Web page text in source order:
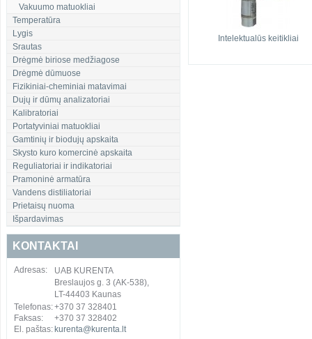
Vakuumo matuokliai
Temperatūra
Lygis
Srautas
Drėgmė biriose medžiagose
Drėgmė dūmuose
Fizikiniai-cheminiai matavimai
Dujų ir dūmų analizatoriai
Kalibratoriai
Portatyviniai matuokliai
Gamtinių ir biodujų apskaita
Skysto kuro komercinė apskaita
Reguliatoriai ir indikatoriai
Pramoninė armatūra
Vandens distiliatoriai
Prietaisų nuoma
Išpardavimas
KONTAKTAI
Adresas:
UAB KURENTA
Breslaujos g. 3 (AK-538),
LT-44403 Kaunas
Telefonas:+370 37 328401
Faksas:
+370 37 328402
El. paštas: kurenta@kurenta.lt
Intelektualūs keitikliai